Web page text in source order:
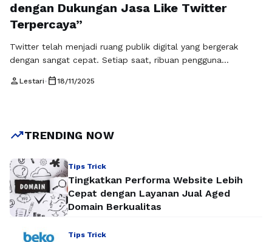
dengan Dukungan Jasa Like Twitter
Terpercaya”
Twitter telah menjadi ruang publik digital yang bergerak
dengan sangat cepat. Setiap saat, ribuan pengguna
tengah derasnya arus konten tersebut, tidak mudah bagi
agar tweet mereka …Baca Selengkapnya
person Lestari• calendar_today18/11/2025
trending_upTRENDING NOW
Tips Trick
Tingkatkan Performa Website Lebih
Cepat dengan Layanan Jual Aged
Domain Berkualitas
Tips Trick